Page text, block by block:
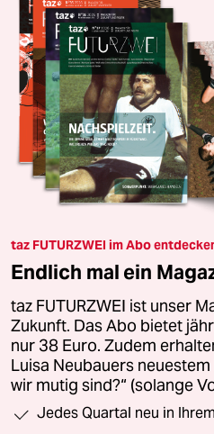
taz FUTURZWEI im Abo
Endlich mal ein
taz FUTURZWEI ist unser
Zukunft. Das Abo bietet
nur 38 Euro. Zudem
Luisa Neubauers neuestem
wir mutig sind?“ (solange
Jedes Quartal neu in